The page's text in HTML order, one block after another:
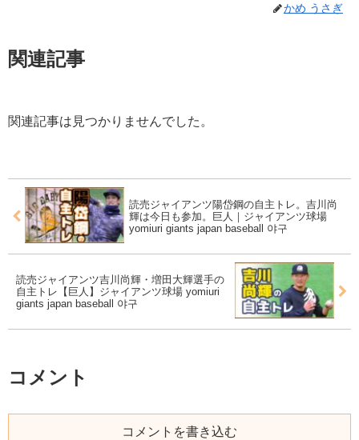
かめ うさぎ
関連記事
関連記事は見つかりませんでした。
読売ジャイアンツ陽岱鋼の自主トレ。吉川尚
輝は今日も参加。巨人｜ジャイアンツ球場
yomiuri giants japan baseball 야구
読売ジャイアンツ吉川尚輝・増田大輝選手の
自主トレ【巨人】ジャイアンツ球場 yomiuri
giants japan baseball 야구
コメント
コメントを書き込む